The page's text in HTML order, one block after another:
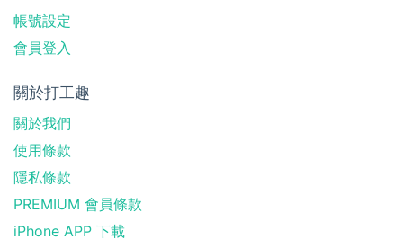
帳號設定
會員登入
關於打工趣
關於我們
使用條款
隱私條款
PREMIUM 會員條款
iPhone APP 下載